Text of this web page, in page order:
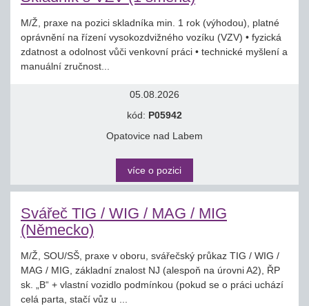
M/Ž, praxe na pozici skladníka min. 1 rok (výhodou), platné
oprávnění na řízení vysokozdvižného vozíku (VZV) • fyzická
zdatnost a odolnost vůči venkovní práci • technické myšlení a
manuální zručnost...
05.08.2026
kód: P05942
Opatovice nad Labem
více o pozici
Svářeč TIG / WIG / MAG / MIG
(Německo)
M/Ž, SOU/SŠ, praxe v oboru, svářečský průkaz TIG / WIG /
MAG / MIG, základní znalost NJ (alespoň na úrovni A2), ŘP
sk. „B“ + vlastní vozidlo podmínkou (pokud se o práci uchází
celá parta, stačí vůz u ...